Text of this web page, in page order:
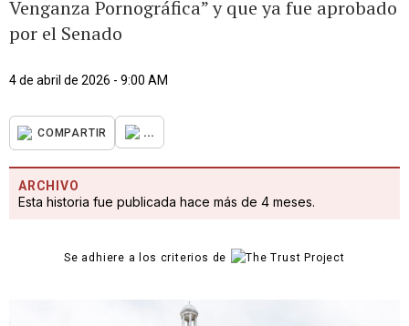
Venganza Pornográfica” y que ya fue aprobado
por el Senado
4 de abril de 2026 - 9:00 AM
COMPARTIR ...
ARCHIVO
Esta historia fue publicada hace más de 4 meses.
Se adhiere a los criterios de